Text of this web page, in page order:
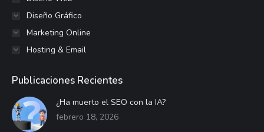
Diseño Gráfico
Marketing Online
Hosting & Email
Publicaciones Recientes
¿Ha muerto el SEO con la IA?
febrero 18, 2026